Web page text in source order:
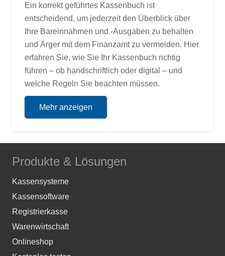
Ein korrekt geführtes Kassenbuch ist
entscheidend, um jederzeit den Überblick über
Ihre Bareinnahmen und -Ausgaben zu behalten
und Ärger mit dem Finanzamt zu vermeiden. Hier
erfahren Sie, wie Sie Ihr Kassenbuch richtig
führen – ob handschriftlich oder digital – und
welche Regeln Sie beachten müssen.
Mehr anzeigen
Produkte & Lösungen
Kassensysteme
Kassensoftware
Registrierkasse
Warenwirtschaft
Onlineshop